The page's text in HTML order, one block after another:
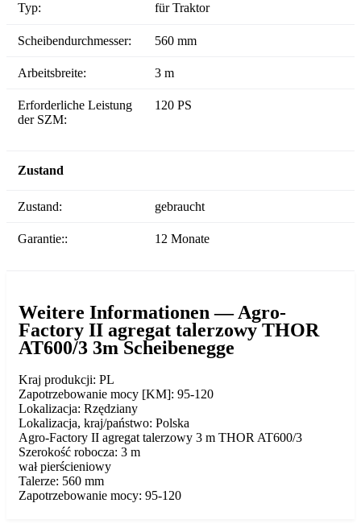
Typ: für Traktor
Scheibendurchmesser: 560 mm
Arbeitsbreite: 3 m
Erforderliche Leistung
der SZM:
120 PS
Zustand
Zustand: gebraucht
Garantie:: 12 Monate
Weitere Informationen — Agro-
Factory II agregat talerzowy THOR
AT600/3 3m Scheibenegge
Kraj produkcji: PL
Zapotrzebowanie mocy [KM]: 95-120
Lokalizacja: Rzędziany
Lokalizacja, kraj/państwo: Polska
Agro-Factory II agregat talerzowy 3 m THOR AT600/3
Szerokość robocza: 3 m
wał pierścieniowy
Talerze: 560 mm
Zapotrzebowanie mocy: 95-120